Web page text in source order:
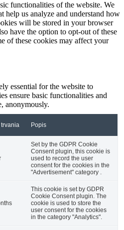
functionalities of the website. We
help us analyze and understand how
will be stored in your browser
have the option to opt-out of these
of these cookies may affect your
essential for the website to
ensure basic functionalities and
anonymously.
trvania Popis
Set by the GDPR Cookie
Consent plugin, this cookie is
used to record the user
consent for the cookies in the
"Advertisement" category .
This cookie is set by GDPR
Cookie Consent plugin. The
cookie is used to store the
user consent for the cookies
in the category "Analytics".